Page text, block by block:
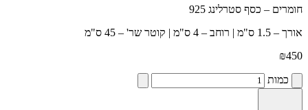
חומרים – כסף סטרלינג 925
אורך – 1.5 ס"מ | רוחב – 4 ס"מ | קוטר שר' – 45 ס"מ
₪450
כמות